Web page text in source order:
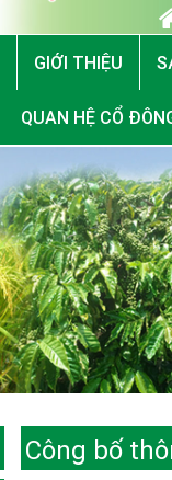
GIỚI THIỆU
QUAN HỆ CỔ
Công bố